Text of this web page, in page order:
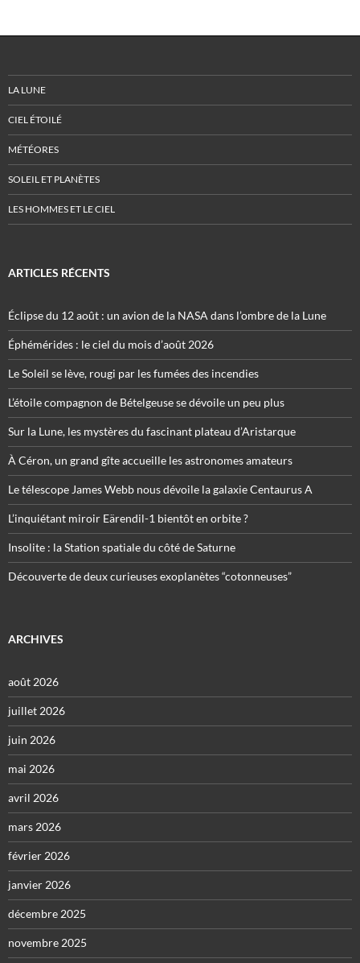
LA LUNE
CIEL ÉTOILÉ
MÉTÉORES
SOLEIL ET PLANÈTES
LES HOMMES ET LE CIEL
ARTICLES RÉCENTS
Éclipse du 12 août : un avion de la NASA dans l’ombre de la Lune
Éphémérides : le ciel du mois d’août 2026
Le Soleil se lève, rougi par les fumées des incendies
L’étoile compagnon de Bételgeuse se dévoile un peu plus
Sur la Lune, les mystères du fascinant plateau d’Aristarque
À Céron, un grand gîte accueille les astronomes amateurs
Le télescope James Webb nous dévoile la galaxie Centaurus A
L’inquiétant miroir Eärendil-1 bientôt en orbite ?
Insolite : la Station spatiale du côté de Saturne
Découverte de deux curieuses exoplanètes “cotonneuses”
ARCHIVES
août 2026
juillet 2026
juin 2026
mai 2026
avril 2026
mars 2026
février 2026
janvier 2026
décembre 2025
novembre 2025